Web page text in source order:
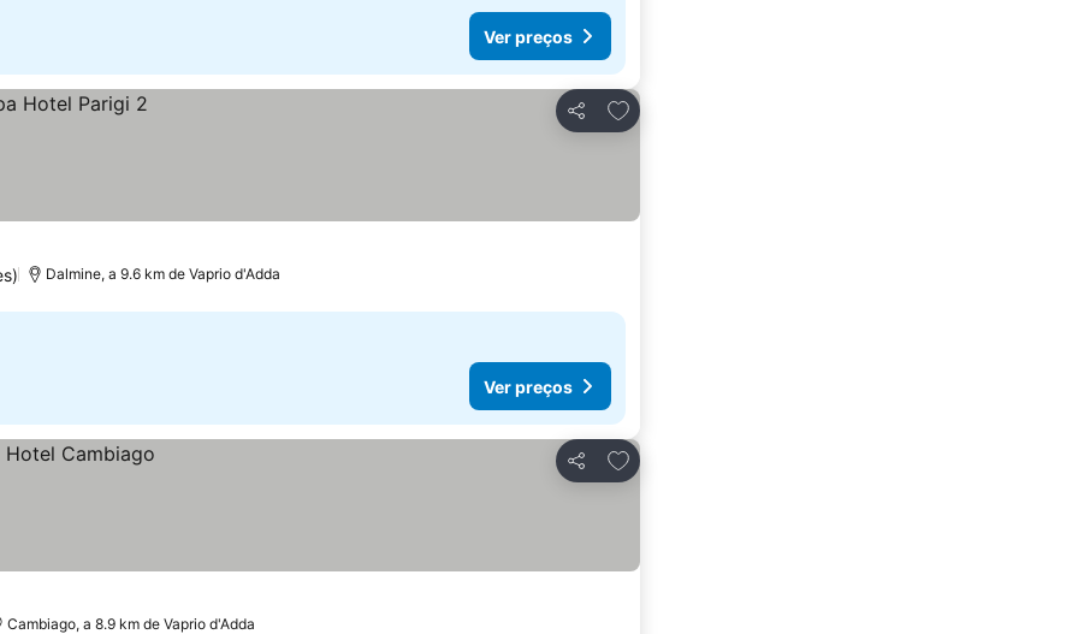
Ver preços
Partilhar
Adicionar aos favoritos
Dalmine, a 9.6 km de Vaprio d'Adda
Ver preços
Partilhar
Adicionar aos favoritos
Cambiago, a 8.9 km de Vaprio d'Adda